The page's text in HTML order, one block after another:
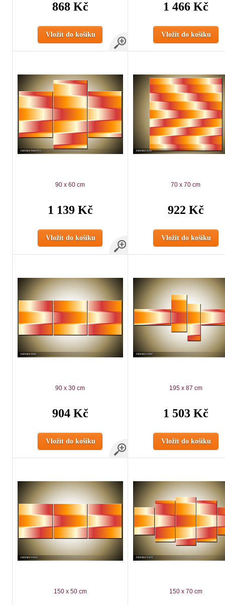
868 Kč
Vložit do košíku
1 466 Kč
Vložit do košíku
90 x 60 cm
1 139 Kč
Vložit do košíku
70 x 70 cm
922 Kč
Vložit do košíku
90 x 30 cm
904 Kč
Vložit do košíku
195 x 87 cm
1 503 Kč
Vložit do košíku
150 x 50 cm 150 x 70 cm